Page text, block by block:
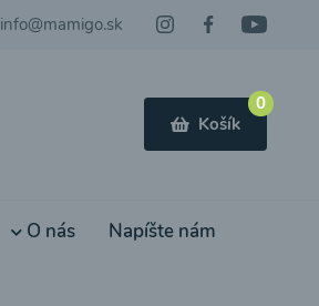
info@mamigo.sk
0
Košík
O nás Napíšte nám